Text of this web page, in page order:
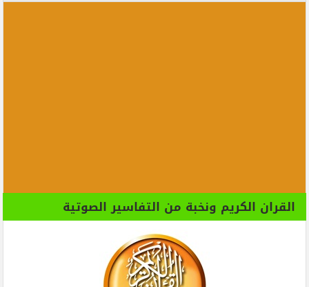
القران الكريم ونخبة من التفاسير الصوتية